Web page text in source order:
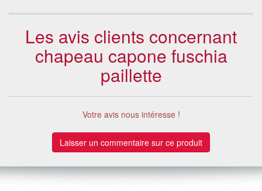
Les avis clients concernant
chapeau capone fuschia
paillette
Votre avis nous intéresse !
Laisser un commentaire sur ce produit